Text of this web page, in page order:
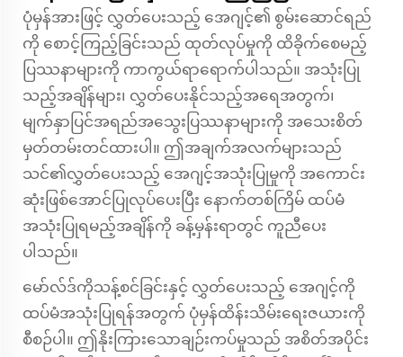
ပုံမှန်အားဖြင့် လွှတ်ပေးသည့် အေဂျင့်၏ စွမ်းဆောင်ရည်
ကို စောင့်ကြည့်ခြင်းသည် ထုတ်လုပ်မှုကို ထိခိုက်စေမည့်
ပြဿနာများကို ကာကွယ်ရာရောက်ပါသည်။ အသုံးပြု
သည့်အချိန်များ၊ လွှတ်ပေးနိုင်သည့်အရေအတွက်၊
မျက်နှာပြင်အရည်အသွေးပြဿနာများကို အသေးစိတ်
မှတ်တမ်းတင်ထားပါ။ ဤအချက်အလက်များသည်
သင်၏လွှတ်ပေးသည့် အေဂျင့်အသုံးပြုမှုကို အကောင်း
ဆုံးဖြစ်အောင်ပြုလုပ်ပေးပြီး နောက်တစ်ကြိမ် ထပ်မံ
အသုံးပြုရမည့်အချိန်ကို ခန့်မှန်းရာတွင် ကူညီပေး
ပါသည်။
မော်လ်ဒ်ကိုသန့်စင်ခြင်းနှင့် လွှတ်ပေးသည့် အေဂျင့်ကို
ထပ်မံအသုံးပြုရန်အတွက် ပုံမှန်ထိန်းသိမ်းရေးဇယားကို
စီစဉ်ပါ။ ဤနိုးကြားသောချဉ်းကပ်မှုသည် အစိတ်အပိုင်း